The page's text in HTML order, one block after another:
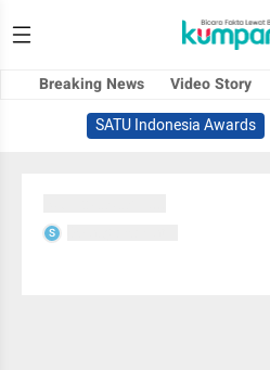
Breaking News Video Story
SATU Indonesia Awards
S